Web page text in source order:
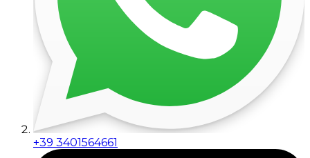
+39 3401564661